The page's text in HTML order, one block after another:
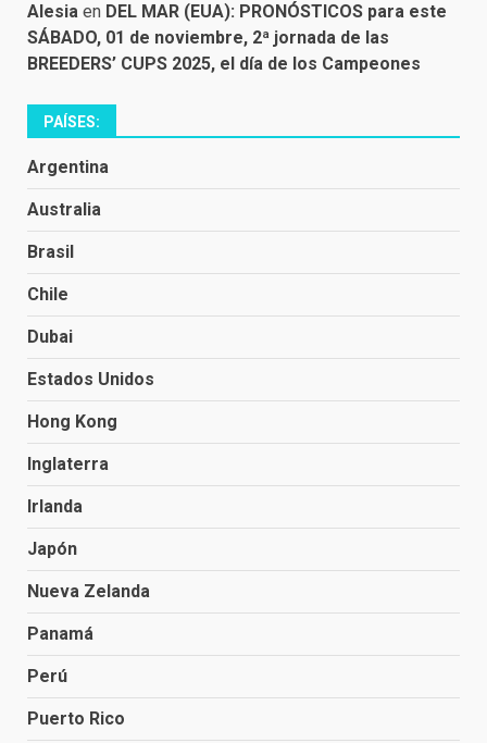
Alesia en DEL MAR (EUA): PRONÓSTICOS para este
SÁBADO, 01 de noviembre, 2ª jornada de las
BREEDERS’ CUPS 2025, el día de los Campeones
PAÍSES:
Argentina
Australia
Brasil
Chile
Dubai
Estados Unidos
Hong Kong
Inglaterra
Irlanda
Japón
Nueva Zelanda
Panamá
Perú
Puerto Rico